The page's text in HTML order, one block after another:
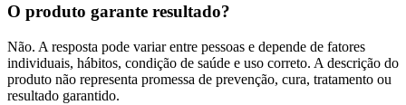
O produto garante resultado?
Não. A resposta pode variar entre pessoas e depende de fatores
individuais, hábitos, condição de saúde e uso correto. A descrição do
produto não representa promessa de prevenção, cura, tratamento ou
resultado garantido.